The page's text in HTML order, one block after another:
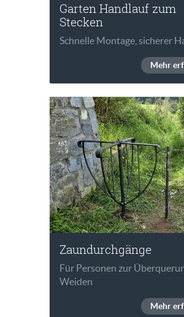
Garten Handlauf zum
Stecken
Schnelle Montage, sicherer
Mehr
Zaundurchgänge
Für Personen zur
Weiden
Mehr